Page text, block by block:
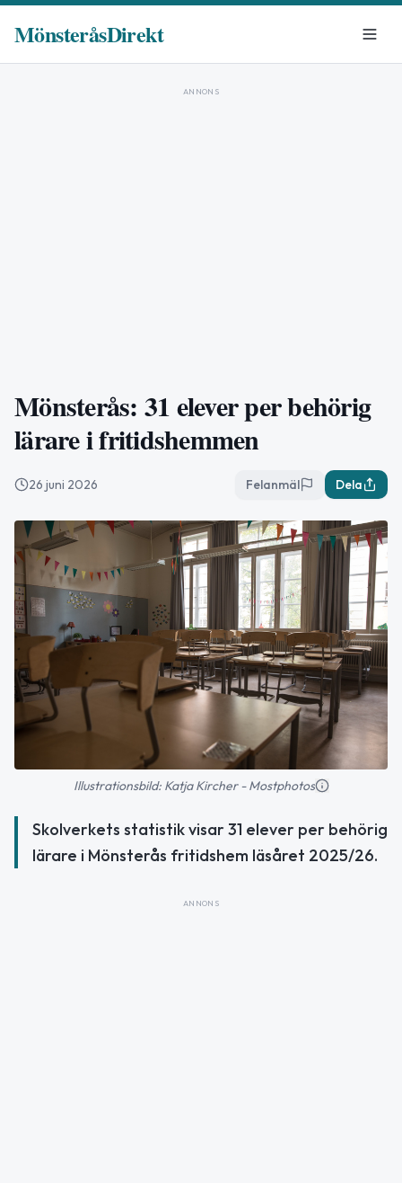
MönsteråsDirekt
ANNONS
Mönsterås: 31 elever per behörig
lärare i fritidshemmen
26 juni 2026 Felanmäl Dela
Illustrationsbild: Katja Kircher - Mostphotos
Skolverkets statistik visar 31 elever per behörig
lärare i Mönsterås fritidshem läsåret 2025/26.
ANNONS